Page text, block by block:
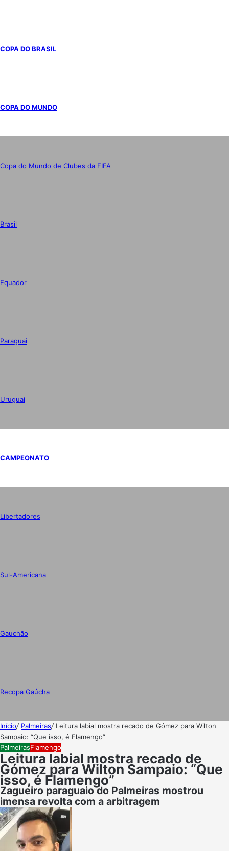
COPA DO BRASIL
COPA DO MUNDO
Copa do Mundo de Clubes da FIFA
Brasil
Equador
Paraguai
Uruguai
CAMPEONATO
Libertadores
Sul-Americana
Gauchão
Recopa Gaúcha
Início/ Palmeiras/ Leitura labial mostra recado de Gómez para Wilton
Sampaio: “Que isso, é Flamengo”
PalmeirasFlamengo
Leitura labial mostra recado de
Gómez para Wilton Sampaio: “Que
isso, é Flamengo”
Zagueiro paraguaio do Palmeiras mostrou
imensa revolta com a arbitragem